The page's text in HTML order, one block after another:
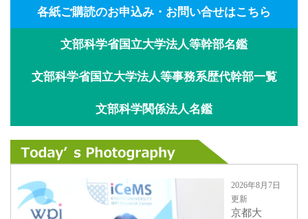
各紙ご購読のお申込み・お問い合せはこちら
文部科学省国立大学法人等幹部名鑑
文部科学省国立大学法人等事務系歴代幹部一覧
文部科学関係法人名鑑
2026年8月7日
更新
京都大